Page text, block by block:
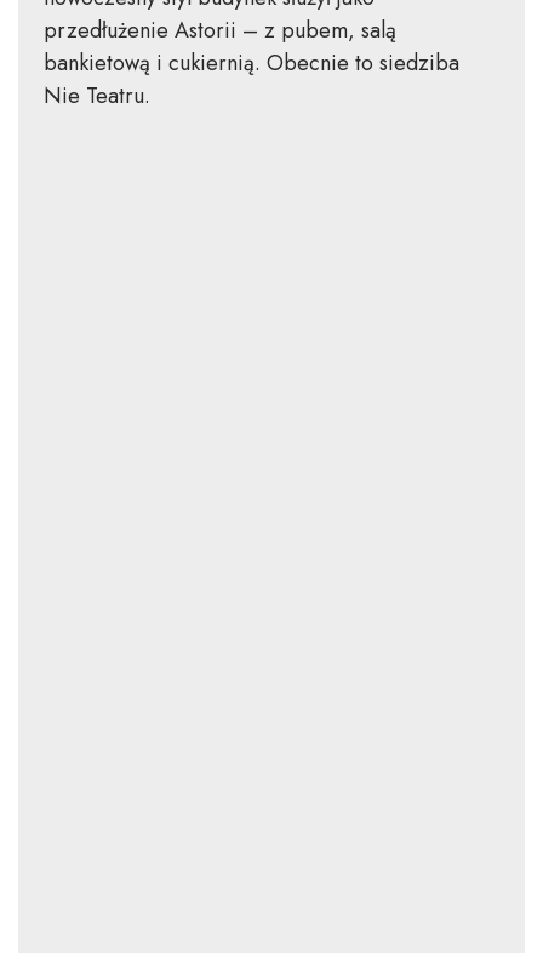
przedłużenie Astorii – z pubem, salą
bankietową i cukiernią. Obecnie to siedziba
Nie Teatru.